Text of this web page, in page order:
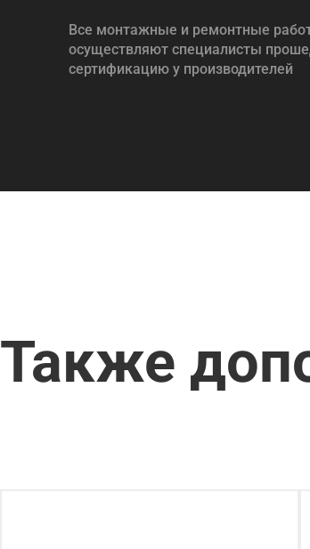
Все монтажные и ремонтные
осуществляют специалисты
сертификацию у производителей
Также